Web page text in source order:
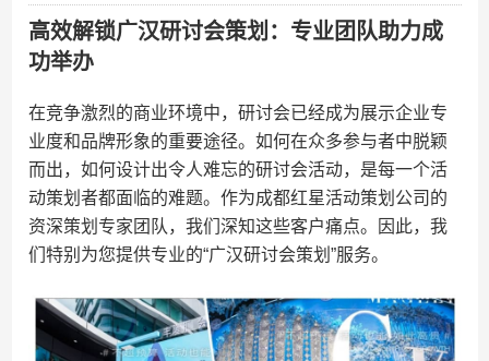
高效解锁广汉研讨会策划：专业团队助力成
功举办
在竞争激烈的商业环境中，研讨会已经成为展示企业专
业度和品牌形象的重要途径。如何在众多参与者中脱颖
而出，如何设计出令人难忘的研讨会活动，是每一个活
动策划者都面临的难题。作为成都红星活动策划公司的
资深策划专家团队，我们深知这些客户痛点。因此，我
们特别为您提供专业的“广汉研讨会策划”服务。